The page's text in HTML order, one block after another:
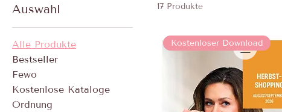
Auswahl
Alle Produkte
Bestseller
Fewo
Kostenlose Kataloge
Ordnung
17 Produkte
Kostenloser Download